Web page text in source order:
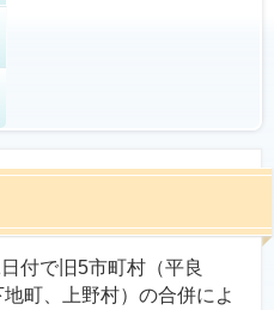
付で旧5市町村（平良
町、上野村）の合併によ